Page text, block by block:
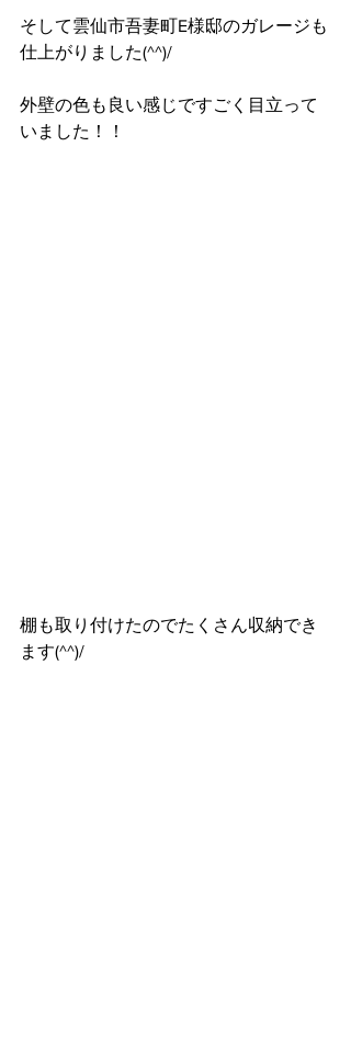
そして雲仙市吾妻町E様邸のガレージも
仕上がりました(^^)/
外壁の色も良い感じですごく目立って
いました！！
棚も取り付けたのでたくさん収納でき
ます(^^)/